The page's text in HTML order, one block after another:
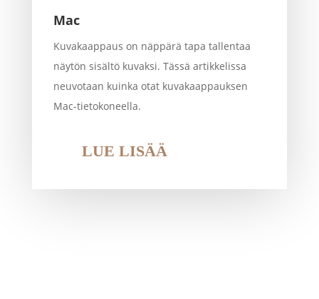
Mac
Kuvakaappaus on näppärä tapa tallentaa
näytön sisältö kuvaksi. Tässä artikkelissa
neuvotaan kuinka otat kuvakaappauksen
Mac-tietokoneella.
LUE LISÄÄ